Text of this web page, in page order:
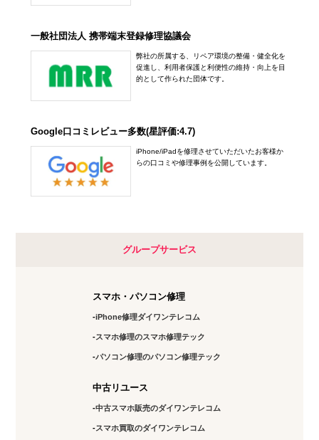
一般社団法人 携帯端末登録修理協議会
弊社の所属する、リペア環境の整備・健全化を
促進し、利用者保護と利便性の維持・向上を目
的として作られた団体です。
Google口コミレビュー多数(星評価:4.7)
iPhone/iPadを修理させていただいたお客様か
らの口コミや修理事例を公開しています。
グループサービス
スマホ・パソコン修理
iPhone修理ダイワンテレコム
スマホ修理のスマホ修理テック
パソコン修理のパソコン修理テック
中古リユース
中古スマホ販売のダイワンテレコム
スマホ買取のダイワンテレコム